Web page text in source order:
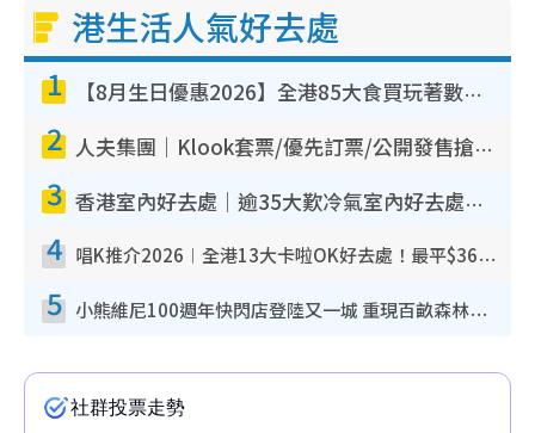
港生活人氣好去處
1 【8月生日優惠2026】全港85大食買玩著數攻略 自助餐/火鍋放題同行免費＋誠品/DONKI送現金券
2 人夫集團｜Klook套票/優先訂票/公開發售搶飛攻略！附票價.購票連結.場地座位表
3 香港室內好去處｜逾35大歎冷氣室內好去處推介 室內活動免費避雨無懼落雨
4 唱K推介2026︱全港13大卡啦OK好去處！最平$36起 日文K都有！(附地址+收費詳情)
5 小熊維尼100週年快閃店登陸又一城 重現百畝森林經典場景／獨家限定盲盒登場／專屬DIY香水